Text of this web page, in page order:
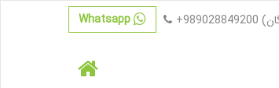
+989028849200